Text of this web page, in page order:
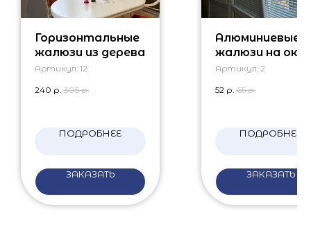
Горизонтальные
жалюзи из дерева
Артикул: 12
240 р. 305 р.
ПОДРОБНЕЕ
ЗАКАЗАТЬ
Алюминиевые
жалюзи на
лоджии
Артикул: 2
52 р. 65 р.
ПОДРОБНЕЕ
ЗАКАЗАТЬ